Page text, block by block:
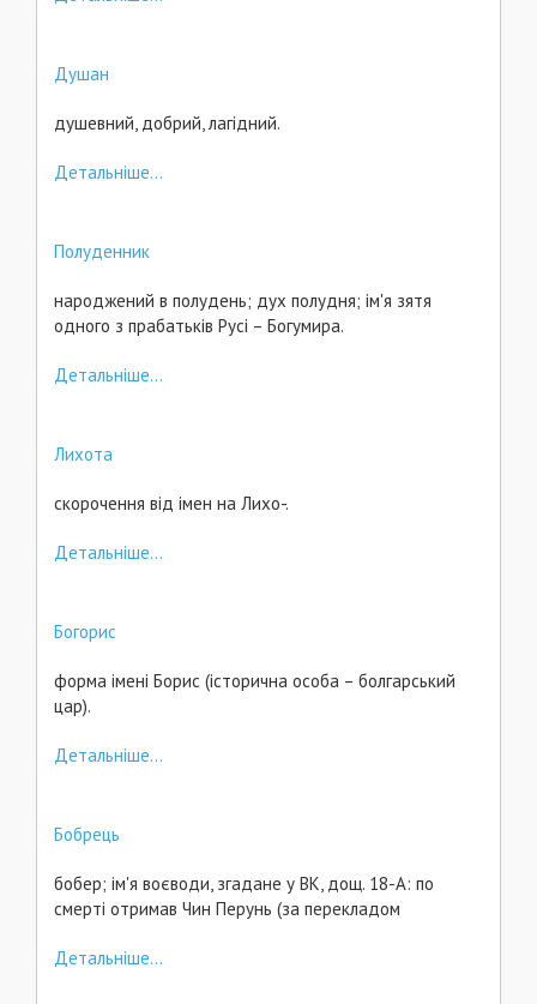
Душан
душевний, добрий, лагідний.
Детальніше...
Полуденник
народжений в полудень; дух полудня; ім'я зятя
одного з прабатьків Русі – Богумира.
Детальніше...
Лихота
скорочення від імен на Лихо-.
Детальніше...
Богорис
форма імені Борис (історична особа – болгарський
цар).
Детальніше...
Бобрець
бобер; ім'я воєводи, згадане у ВК, дощ. 18-А: по
смерті отримав Чин Перунь (за перекладом
Детальніше...